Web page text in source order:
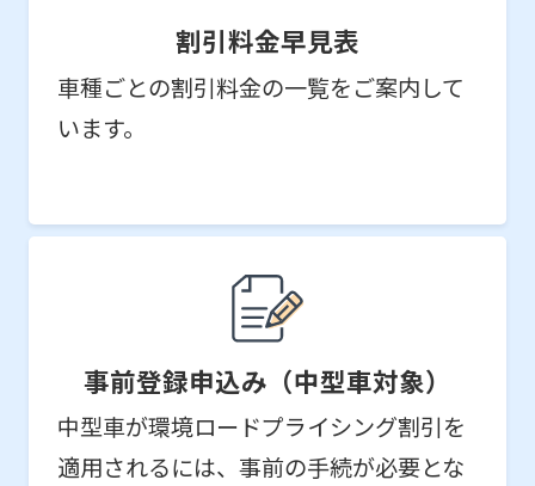
割引料金早見表
車種ごとの割引料金の一覧をご案内して
います。
事前登録申込み（中型車対象）
中型車が環境ロードプライシング割引を
適用されるには、事前の手続が必要とな